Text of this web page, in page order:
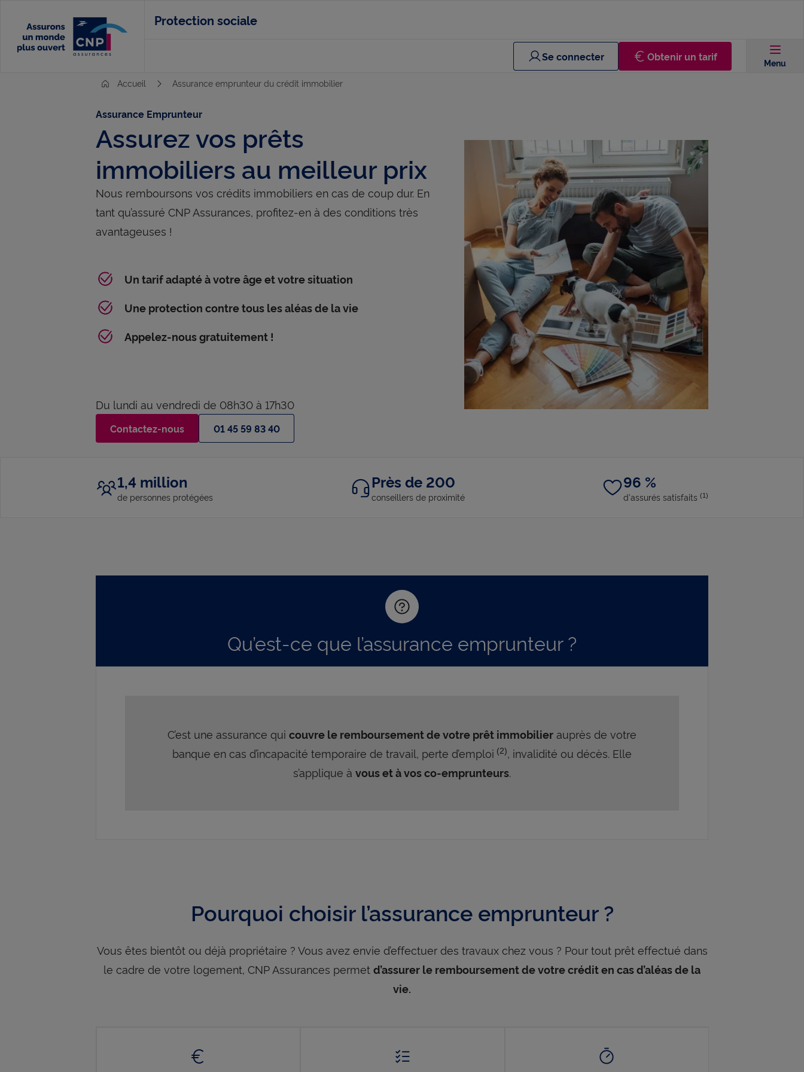
contenu
principal
Protection sociale
Se connecter Obtenir un tarif
Menu
Accueil
Assurance emprunteur du crédit immobilier
Assurance Emprunteur
Assurez vos prêts
immobiliers au meilleur prix
Nous remboursons vos crédits immobiliers en cas de coup dur. En
tant qu’assuré CNP Assurances, profitez-en à des conditions très
avantageuses !
Un tarif adapté à votre âge et votre situation
Une protection contre tous les aléas de la vie
Appelez-nous gratuitement !
Du lundi au vendredi de 08h30 à 17h30
Contactez-nous 01 45 59 83 40
1,4 million
de personnes protégées
Près de 200
conseillers de proximité
96 %
d'assurés satisfaits (1)
Qu’est-ce que l’assurance emprunteur ?
C’est une assurance qui couvre le remboursement de votre prêt immobilier auprès de votre
banque en cas d’incapacité temporaire de travail, perte d’emploi (2), invalidité ou décès. Elle
s’applique à vous et à vos co-emprunteurs.
Pourquoi choisir l’assurance emprunteur ?
Vous êtes bientôt ou déjà propriétaire ? Vous avez envie d’effectuer des travaux chez vous ? Pour tout prêt effectué dans
le cadre de votre logement, CNP Assurances permet d’assurer le remboursement de votre crédit en cas d’aléas de la
vie.